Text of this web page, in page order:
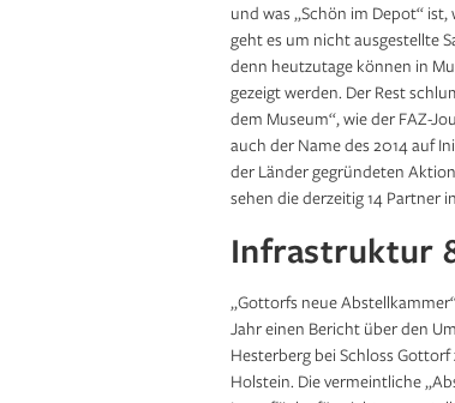
und was „Schön im Depot“
geht es um nicht ausgestellte
denn heutzutage können in
gezeigt werden. Der Rest
dem Museum“, wie der FAZ-
auch der Name des 2014 auf
der Länder gegründeten
sehen die derzeitig 14 Partner
Infrastruktur
„Gottorfs neue
Jahr einen Bericht über den
Hesterberg bei Schloss
Holstein. Die vermeintliche